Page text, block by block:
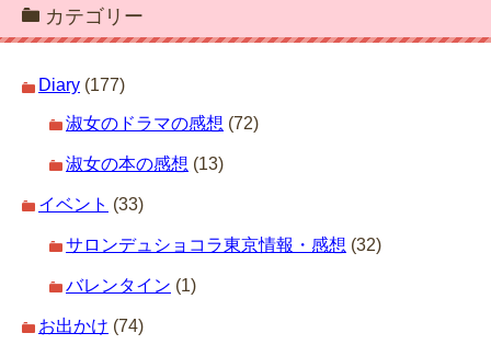
カテゴリー
Diary (177)
淑女のドラマの感想 (72)
淑女の本の感想 (13)
イベント (33)
サロンデュショコラ東京情報・感想 (32)
バレンタイン (1)
お出かけ (74)